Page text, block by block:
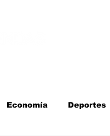
Economía Deportes